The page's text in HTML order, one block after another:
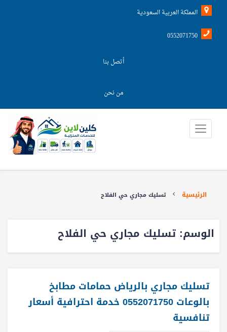
المملكة العربية السعودية
0552071750
أتصل بنا
من نحن
الرئيسية تسليك مجاري حي الفلاح
الوسم: تسليك مجاري حي الفلاح
تسليك مجاري بالرياض حمامات مطابخ
بالوعات 0552071750 خدمة احترافية أسعار
تنافسية